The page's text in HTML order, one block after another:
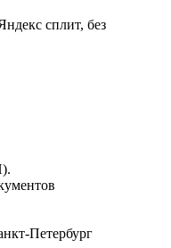
сплит, без
Петербург